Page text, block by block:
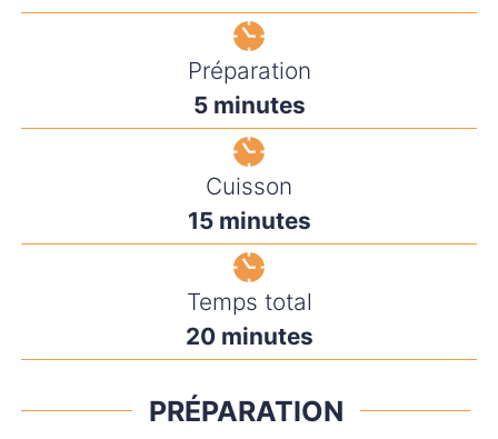
Préparation
5minutes
minutes
Cuisson
15minutes
minutes
Temps total
20minutes
minutes
PRÉPARATION